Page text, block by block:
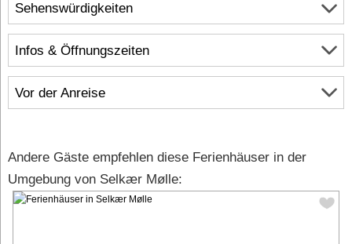
Infos & Öffnungszeiten
Vor der Anreise
Sehenswürdigkeiten
Andere Gäste empfehlen diese Ferienhäuser in der
Umgebung von Selkær Mølle: